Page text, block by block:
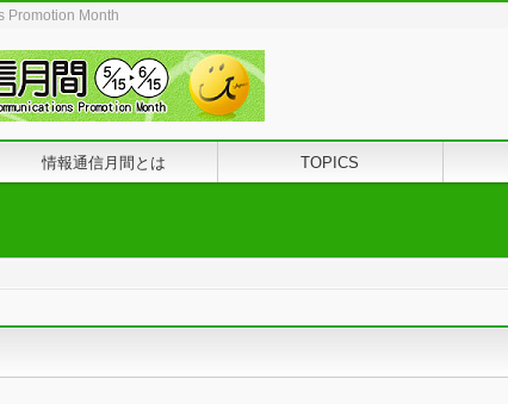
Promotion Month
情報通信月間とは TOPICS